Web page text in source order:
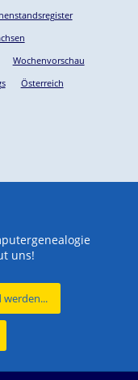
Wochenvorschau
Österreich
uns!
werden...